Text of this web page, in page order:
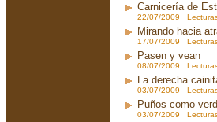
Carnicería de
22/07/2009
Mirando hacia
17/07/2009
Pasen y vean
08/07/2009
La derecha
03/07/2009
Puños como
03/07/2009